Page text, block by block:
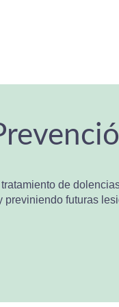
de
previniendo futuras